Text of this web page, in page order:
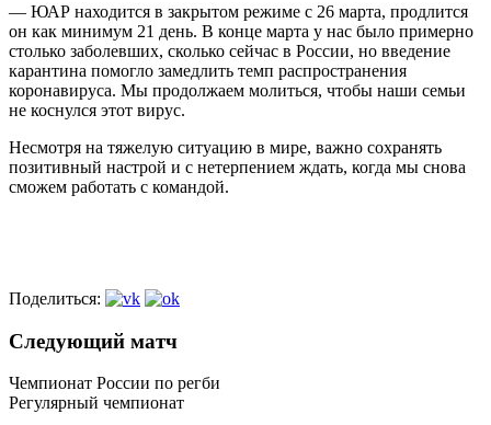
— ЮАР находится в закрытом режиме с 26 марта, продлится
он как минимум 21 день. В конце марта у нас было примерно
столько заболевших, сколько сейчас в России, но введение
карантина помогло замедлить темп распространения
коронавируса. Мы продолжаем молиться, чтобы наши семьи
не коснулся этот вирус.
Несмотря на тяжелую ситуацию в мире, важно сохранять
позитивный настрой и с нетерпением ждать, когда мы снова
сможем работать с командой.
Поделиться:
Следующий матч
Чемпионат России по регби
Регулярный чемпионат